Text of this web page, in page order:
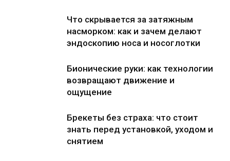
Что скрывается за затяжным
насморком: как и зачем делают
эндоскопию носа и носоглотки
Бионические руки: как технологии
возвращают движение и
ощущение
Брекеты без страха: что стоит
знать перед установкой, уходом и
снятием